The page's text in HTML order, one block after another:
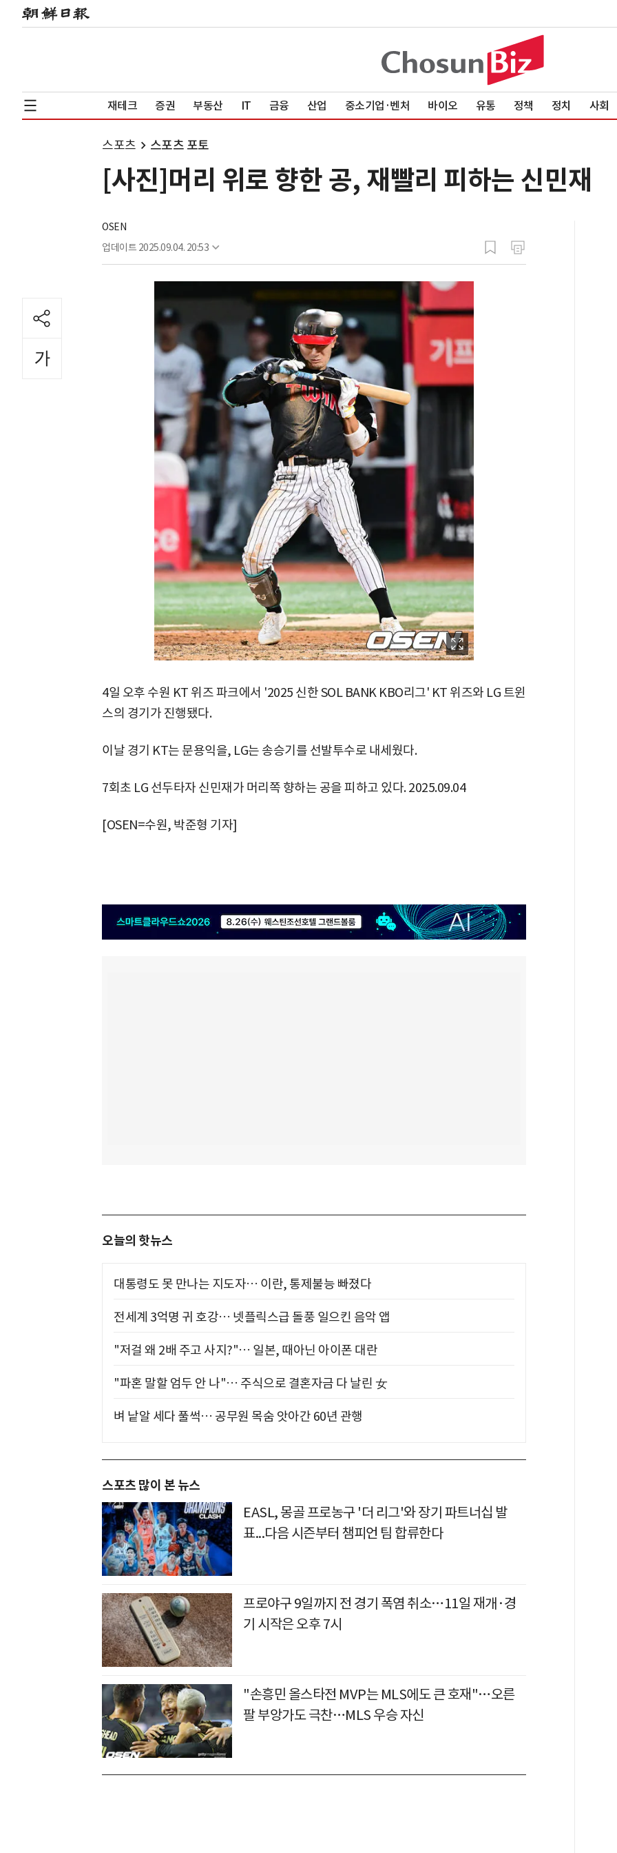
재테크 증권 부동산 IT 금융 산업 중소기업·벤처 바이오 유통 정책 정치 사회
스포츠 스포츠 포토
[사진]머리 위로 향한 공, 재빨리 피하는 신민재
OSEN
업데이트 2025.09.04. 20:53
4일 오후 수원 KT 위즈 파크에서 '2025 신한 SOL BANK KBO리그' KT 위즈와 LG 트윈
스의 경기가 진행됐다.
이날 경기 KT는 문용익을, LG는 송승기를 선발투수로 내세웠다.
7회초 LG 선두타자 신민재가 머리쪽 향하는 공을 피하고 있다. 2025.09.04
[OSEN=수원, 박준형 기자]
오늘의 핫뉴스
대통령도 못 만나는 지도자… 이란, 통제불능 빠졌다
전세계 3억명 귀 호강… 넷플릭스급 돌풍 일으킨 음악 앱
"저걸 왜 2배 주고 사지?"… 일본, 때아닌 아이폰 대란
"파혼 말할 엄두 안 나"… 주식으로 결혼자금 다 날린 女
벼 낱알 세다 풀썩… 공무원 목숨 앗아간 60년 관행
스포츠 많이 본 뉴스
EASL, 몽골 프로농구 '더 리그'와 장기 파트너십 발
표...다음 시즌부터 챔피언 팀 합류한다
프로야구 9일까지 전 경기 폭염 취소…11일 재개·경
기 시작은 오후 7시
"손흥민 올스타전 MVP는 MLS에도 큰 호재"…오른
팔 부앙가도 극찬…MLS 우승 자신